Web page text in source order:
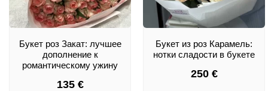
Букет роз Закат: лучшее
дополнение к
романтическому ужину
135 €
Букет из роз Карамель:
нотки сладости в букете
250 €